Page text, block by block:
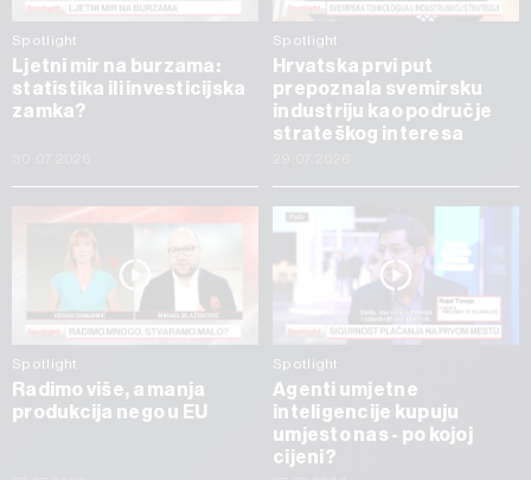
Spotlight
Ljetni mir na burzama:
statistika ili investicijska
zamka?
Spotlight
Hrvatska prvi put
prepoznala svemirsku
industriju kao područje
strateškog interesa
Spotlight
Radimo više, a manja
produkcija nego u EU
Spotlight
Agenti umjetne
inteligencije kupuju
umjesto nas - po kojoj
cijeni?